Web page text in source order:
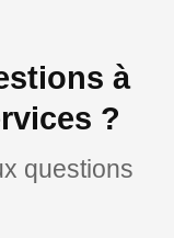
à
?
questions